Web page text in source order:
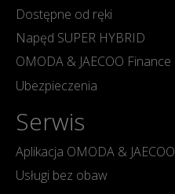
Dostępne od ręki
Napęd SUPER HYBRID
OMODA & JAECOO Finance
Ubezpieczenia
Serwis
Aplikacja OMODA & JAECOO
Usługi bez obaw